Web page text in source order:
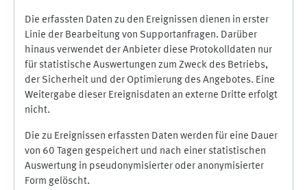
Die erfassten Daten zu den Ereignissen dienen in erster
Linie der Bearbeitung von Supportanfragen. Darüber
hinaus verwendet der Anbieter diese Protokolldaten nur
für statistische Auswertungen zum Zweck des Betriebs,
der Sicherheit und der Optimierung des Angebotes. Eine
Weitergabe dieser Ereignisdaten an externe Dritte erfolgt
nicht.
Die zu Ereignissen erfassten Daten werden für eine Dauer
von 60 Tagen gespeichert und nach einer statistischen
Auswertung in pseudonymisierter oder anonymisierter
Form gelöscht.